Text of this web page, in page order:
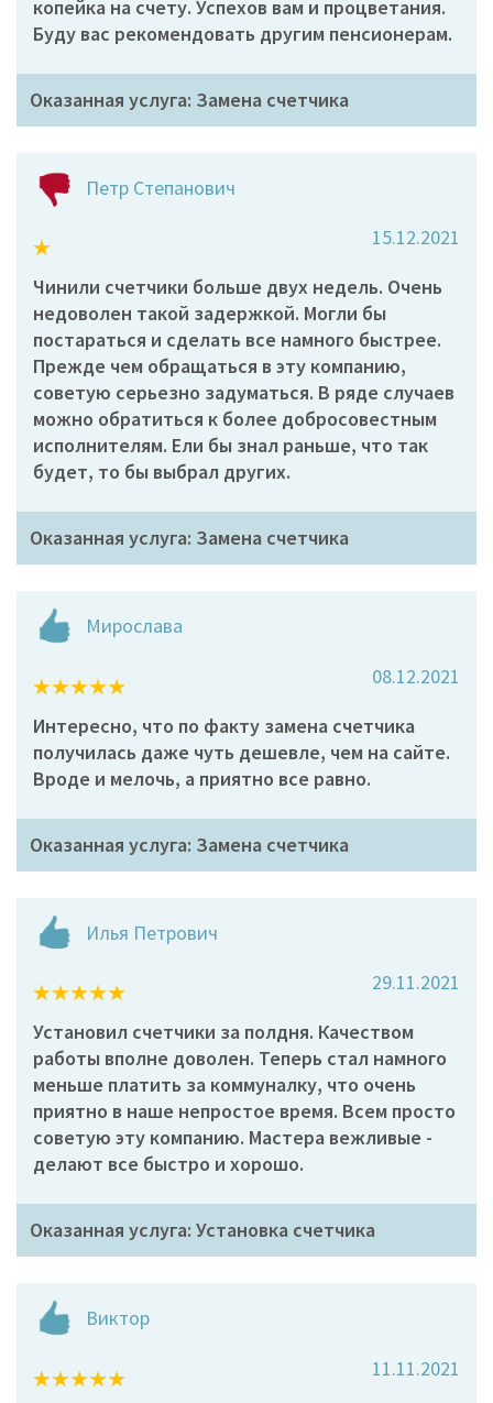
копейка на счету. Успехов вам и процветания.
Буду вас рекомендовать другим пенсионерам.
Оказанная услуга: Замена счетчика
Петр Степанович
15.12.2021
Чинили счетчики больше двух недель. Очень
недоволен такой задержкой. Могли бы
постараться и сделать все намного быстрее.
Прежде чем обращаться в эту компанию,
советую серьезно задуматься. В ряде случаев
можно обратиться к более добросовестным
исполнителям. Ели бы знал раньше, что так
будет, то бы выбрал других.
Оказанная услуга: Замена счетчика
Мирослава
08.12.2021
Интересно, что по факту замена счетчика
получилась даже чуть дешевле, чем на сайте.
Вроде и мелочь, а приятно все равно.
Оказанная услуга: Замена счетчика
Илья Петрович
29.11.2021
Установил счетчики за полдня. Качеством
работы вполне доволен. Теперь стал намного
меньше платить за коммуналку, что очень
приятно в наше непростое время. Всем просто
советую эту компанию. Мастера вежливые -
делают все быстро и хорошо.
Оказанная услуга: Установка счетчика
Виктор
11.11.2021